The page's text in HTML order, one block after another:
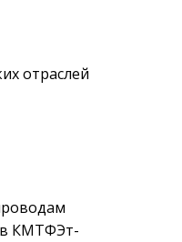
отраслей
КМТФЭт-